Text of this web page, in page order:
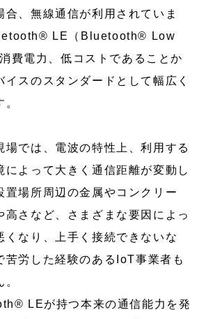
合、無線通信が利用されていま
LE（Bluetooth® Low
費電力、低コストであることか
イスのスタンダードとして幅広く
場では、電波の特性上、利用する
によって大きく通信距離が変動し
置場所周辺の金属やコンクリー
高さなど、さまざまな要因によっ
くなり、上手く接続できないな
苦労した経験のあるIoT事業者も
LEが持つ本来の通信能力を発